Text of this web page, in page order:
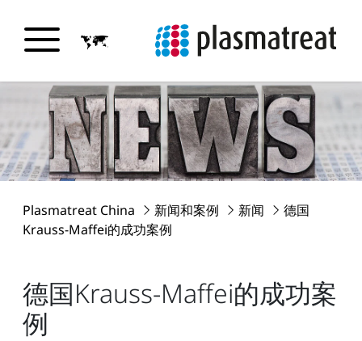
Plasmatreat China 新闻和案例 新闻
德国
Krauss-Maffei的成功案例
德国Krauss-Maffei的成功案
例